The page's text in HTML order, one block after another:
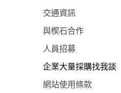
交通資訊
與楔石合作
人員招募
企業大量採購找我談
網站使用條款